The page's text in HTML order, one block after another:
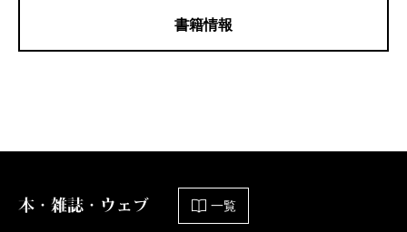
書籍情報
本・雑誌・ウェブ 一覧